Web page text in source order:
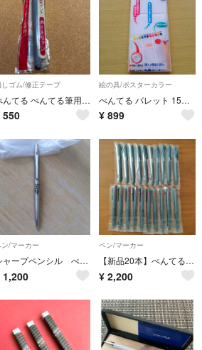
しゴム/修正テープ
ぺんてる ぺんてる筆用 カートリッジ 顔料インキ 黒 XFRP-A
550
絵の具/ポスターカラー
ぺんてる パレット 15色用 XZSP1-3 絵具 えのぐ パレット
¥ 899
/マーカー
シャープペンシル ぺんてる Pentel レトロ 昭和
1,200
ペン/マーカー
【新品20本】ぺんてる カルム 3色ボールペン 0.5mm 事務用品 まとめ売り
¥ 2,200